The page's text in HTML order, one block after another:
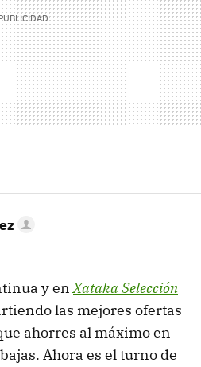
y enXataka Selección
las mejores ofertas
ahorres al máximo en
Ahora es el turno de